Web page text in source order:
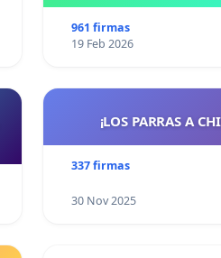
961 firmas
19 Feb 2026
¡LOS PARRAS A
337 firmas
30 Nov 2025